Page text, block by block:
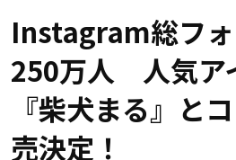
Instagram総フ
250万人 人気ア
『柴犬まる』と
売決定！